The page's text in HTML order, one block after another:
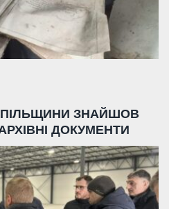
ЗНАЙШОВ
ДОКУМЕНТИ